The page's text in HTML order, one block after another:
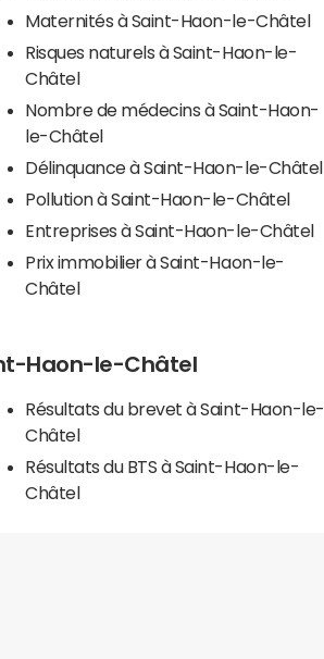
Maternités à Saint-Haon-le-Châtel
Risques naturels à Saint-Haon-le-
Châtel
Nombre de médecins à Saint-Haon-
le-Châtel
Délinquance à Saint-Haon-le-Châtel
Pollution à Saint-Haon-le-Châtel
Entreprises à Saint-Haon-le-Châtel
Prix immobilier à Saint-Haon-le-
Châtel
Haon-le-Châtel
Résultats du brevet à Saint-Haon-le-
Châtel
Résultats du BTS à Saint-Haon-le-
Châtel